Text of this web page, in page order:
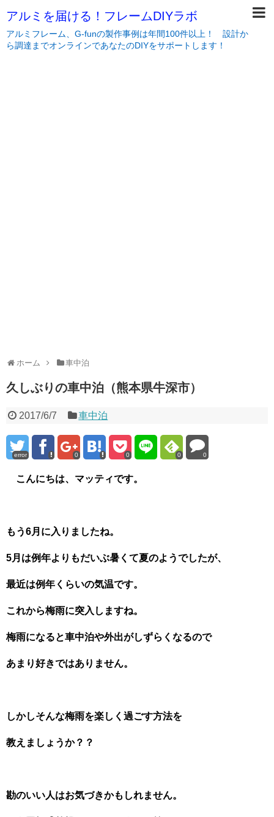
アルミを届ける！フレームDIYラボ
アルミフレーム、G-funの製作事例は年間100件以上！ 設計か
ら調達までオンラインであなたのDIYをサポートします！
ホーム 車中泊
久しぶりの車中泊（熊本県牛深市）
2017/6/7 車中泊
error 0 0 0 0
こんにちは、マッティです。
もう6月に入りましたね。
5月は例年よりもだいぶ暑くて夏のようでしたが、
最近は例年くらいの気温です。
これから梅雨に突入しますね。
梅雨になると車中泊や外出がしずらくなるので
あまり好きではありません。
しかしそんな梅雨を楽しく過ごす方法を
教えましょうか？？
勘のいい人はお気づきかもしれません。